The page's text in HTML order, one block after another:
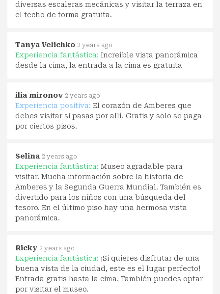
diversas escaleras mecánicas y visitar la terraza en
el techo de forma gratuita.
Tanya Velichko 2 years ago
Experiencia fantástica: Increíble vista panorámica
desde la cima, la entrada a la cima es gratuita
ilia mironov 2 years ago
Experiencia positiva: El corazón de Amberes que
debes visitar si pasas por allí. Gratis y solo se paga
por ciertos pisos.
Selina 2 years ago
Experiencia fantástica: Museo agradable para
visitar. Mucha información sobre la historia de
Amberes y la Segunda Guerra Mundial. También es
divertido para los niños con una búsqueda del
tesoro. En el último piso hay una hermosa vista
panorámica.
Ricky 2 years ago
Experiencia fantástica: ¡Si quieres disfrutar de una
buena vista de la ciudad, este es el lugar perfecto!
Entrada gratis hasta la cima. También puedes optar
por visitar el museo.